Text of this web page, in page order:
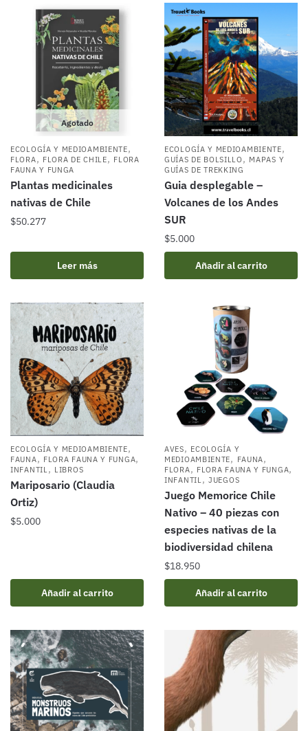
Agotado
ECOLOGÍA Y MEDIOAMBIENTE,
FLORA, FLORA DE CHILE, FLORA
FAUNA Y FUNGA
Plantas medicinales
nativas de Chile
$50.277
Leer más
ECOLOGÍA Y MEDIOAMBIENTE,
GUÍAS DE BOLSILLO , MAPAS Y
GUÍAS DE TREKKING
Guia desplegable –
Volcanes de los Andes
SUR
$5.000
Añadir al carrito
ECOLOGÍA Y MEDIOAMBIENTE,
FAUNA, FLORA FAUNA Y FUNGA,
INFANTIL , LIBROS
Mariposario (Claudia
Ortiz)
$5.000
Añadir al carrito
AVES, ECOLOGÍA Y
MEDIOAMBIENTE, FAUNA,
FLORA, FLORA FAUNA Y FUNGA,
INFANTIL ,JUEGOS
Juego Memorice Chile
Nativo – 40 piezas con
especies nativas de la
biodiversidad chilena
$18.950
Añadir al carrito